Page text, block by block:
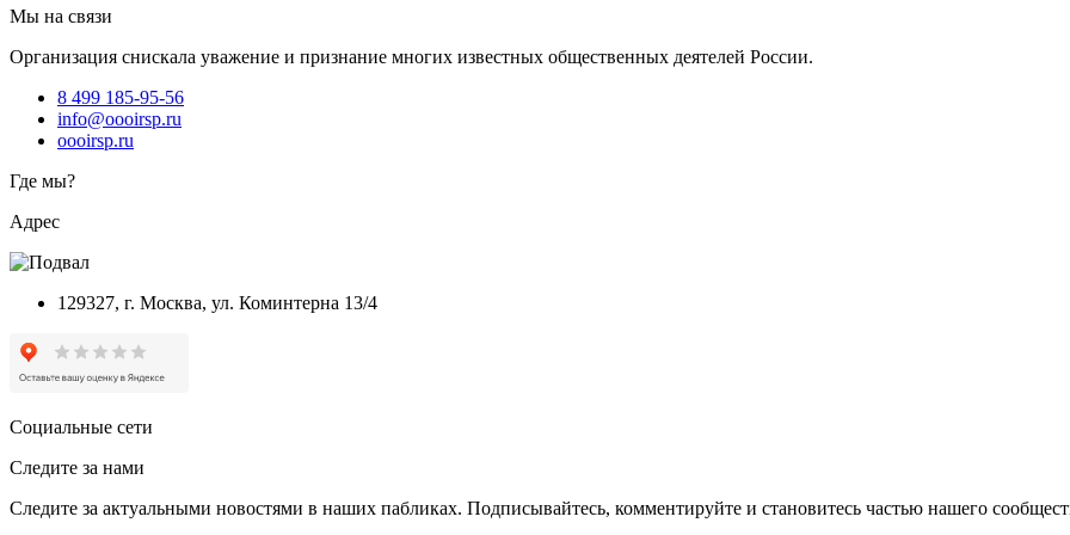
Мы на связи
Организация снискала уважение и признание многих известных общественных деятелей России.
8 499 185-95-56
info@oooirsp.ru
oooirsp.ru
Где мы?
Адрес
129327, г. Москва, ул. Коминтерна 13/4
Социальные сети
Следите за нами
Следите за актуальными новостями в наших пабликах. Подписывайтесь, комментируйте и становитесь частью нашего